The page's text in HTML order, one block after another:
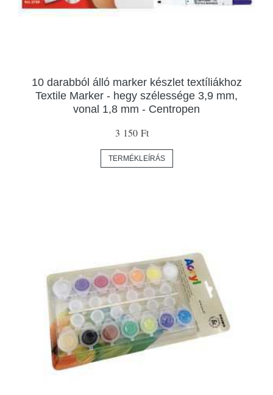
10 darabból álló marker készlet textíliákhoz
Textile Marker - hegy szélessége 3,9 mm,
vonal 1,8 mm - Centropen
3 150 Ft
TERMÉKLEÍRÁS